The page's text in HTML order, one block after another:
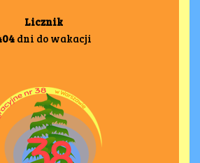
Licznik
dni do wakacji